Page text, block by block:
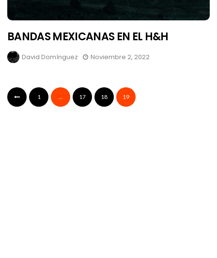
BANDAS MEXICANAS EN EL H&H
David Domínguez Noviembre 2, 2022
1 … 17 18 19